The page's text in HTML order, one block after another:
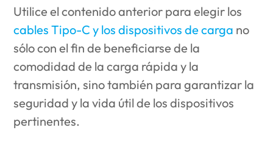
Utilice el contenido anterior para elegir los
cables Tipo-C y los dispositivos de carga no
sólo con el fin de beneficiarse de la
comodidad de la carga rápida y la
transmisión, sino también para garantizar la
seguridad y la vida útil de los dispositivos
pertinentes.